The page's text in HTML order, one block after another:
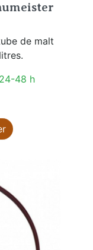
de malt
48 h